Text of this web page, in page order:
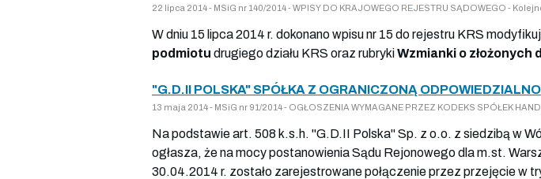
22 lipca 2014 - MSiG nr 140/2014 - WPISY DO KRAJOWEGO REJESTRU SĄDOWEGO -
W dniu 15 lipca 2014 r. dokonano wpisu nr 15 do rejestru KRS
podmiotu drugiego działu KRS oraz rubrykiWzmianki o złożonych
"G.D.II POLSKA" SPÓŁKA Z OGRANICZONĄ
13 maja 2014 - MSiG nr 91/2014 - OGŁOSZENIA WYMAGANE PRZEZ KODEKS SPÓŁEK
Na podstawie art. 508 k.s.h. "G.D.II Polska" Sp. z o.o. z siedzibą w
ogłasza, że na mocy postanowienia Sądu Rejonowego dla m.st.
30.04.2014 r. zostało zarejestrowane połączenie przez przejęcie w